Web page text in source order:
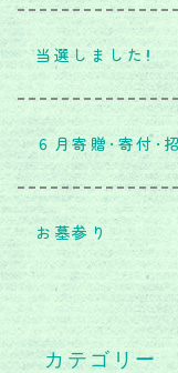
当選しました！
６月寄贈・寄付・
お墓参り
カテゴリー